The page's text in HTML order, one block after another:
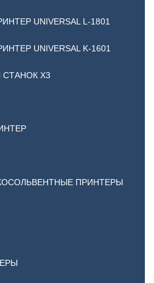
UNIVERSAL L-1801
UNIVERSAL K-1601
X3
ПРИНТЕРЫ